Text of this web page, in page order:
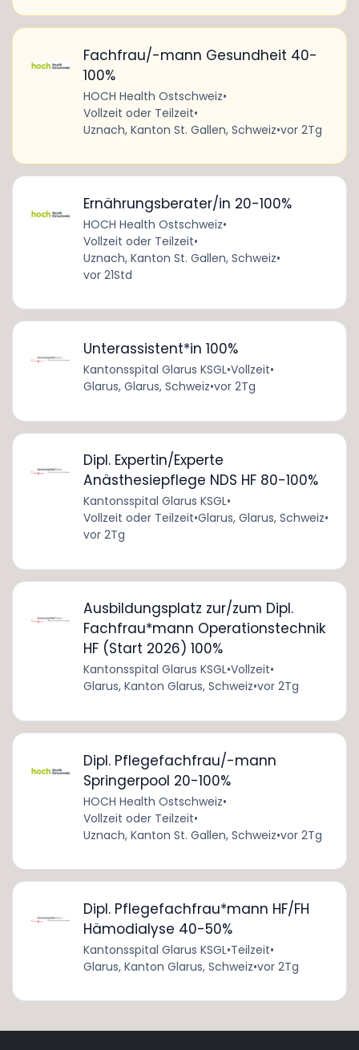
Fachfrau/-mann Gesundheit 40-
100%
HOCH Health Ostschweiz•
Vollzeit oder Teilzeit•
Uznach, Kanton St. Gallen, Schweiz•vor 2Tg
Ernährungsberater/in 20-100%
HOCH Health Ostschweiz•
Vollzeit oder Teilzeit•
Uznach, Kanton St. Gallen, Schweiz•
vor 21Std
Unterassistent*in 100%
Kantonsspital Glarus KSGL•Vollzeit•
Glarus, Glarus, Schweiz•vor 2Tg
Dipl. Expertin/Experte
Anästhesiepflege NDS HF 80-100%
Kantonsspital Glarus KSGL•
Vollzeit oder Teilzeit•Glarus, Glarus, Schweiz•
vor 2Tg
Ausbildungsplatz zur/zum Dipl.
Fachfrau*mann Operationstechnik
HF (Start 2026) 100%
Kantonsspital Glarus KSGL•Vollzeit•
Glarus, Kanton Glarus, Schweiz•vor 2Tg
Dipl. Pflegefachfrau/-mann
Springerpool 20-100%
HOCH Health Ostschweiz•
Vollzeit oder Teilzeit•
Uznach, Kanton St. Gallen, Schweiz•vor 2Tg
Dipl. Pflegefachfrau*mann HF/FH
Hämodialyse 40-50%
Kantonsspital Glarus KSGL•Teilzeit•
Glarus, Kanton Glarus, Schweiz•vor 2Tg